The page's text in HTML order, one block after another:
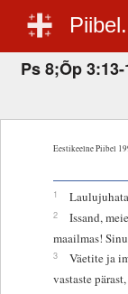
Ps 8;Õp
Eestikeelne Piibel
1
2
Issand,
maailmas!
3
Väetite ja
vastaste